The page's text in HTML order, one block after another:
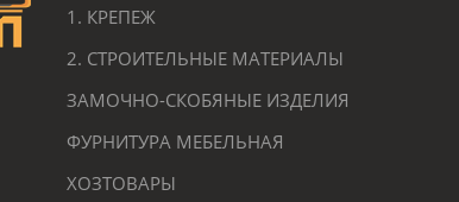
1. КРЕПЕЖ
2. СТРОИТЕЛЬНЫЕ МАТЕРИАЛЫ
ЗАМОЧНО-СКОБЯНЫЕ ИЗДЕЛИЯ
ФУРНИТУРА МЕБЕЛЬНАЯ
ХОЗТОВАРЫ